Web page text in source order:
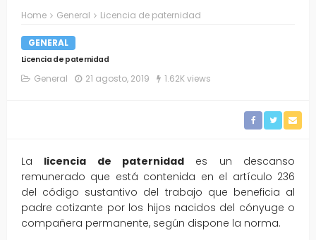
Home General Licencia de paternidad
GENERAL
Licencia de paternidad
General 21 agosto, 2019 1.62K views
La licencia de paternidad es un descanso
remunerado que está contenida en el artículo 236
del código sustantivo del trabajo que beneficia al
padre cotizante por los hijos nacidos del cónyuge o
compañera permanente, según dispone la norma.